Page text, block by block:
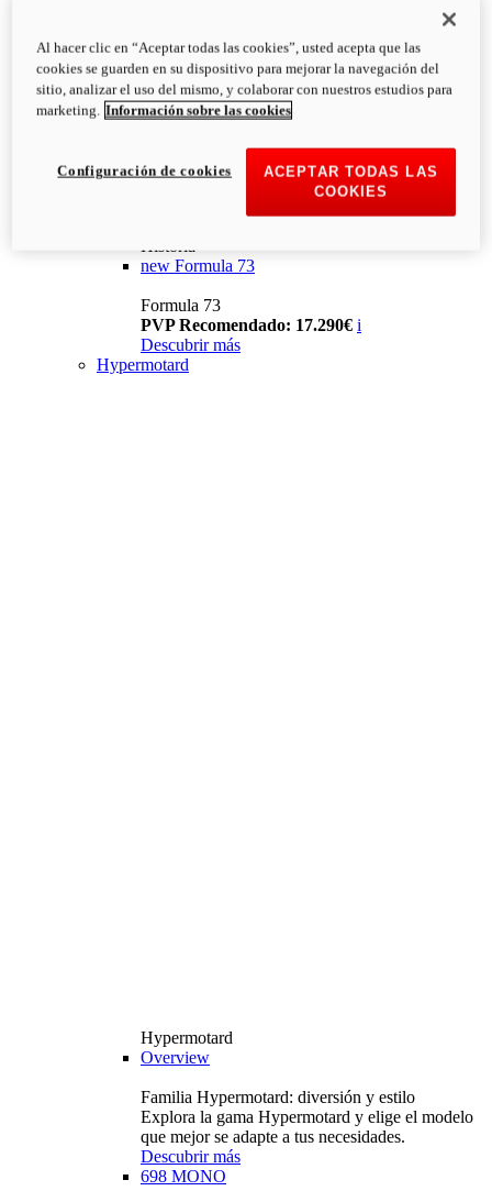
Historia
new Formula 73
Formula 73
PVP Recomendado: 17.290€ i
Descubrir más
Hypermotard
Hypermotard
Overview
Familia Hypermotard: diversión y estilo
Explora la gama Hypermotard y elige el modelo
que mejor se adapte a tus necesidades.
Descubrir más
698 MONO
Al hacer clic en “Aceptar todas las cookies”, usted acepta que las
cookies se guarden en su dispositivo para mejorar la navegación del
sitio, analizar el uso del mismo, y colaborar con nuestros estudios para
marketing. Información sobre las cookies
ACEPTAR TODAS LAS
COOKIES
Configuración de cookies